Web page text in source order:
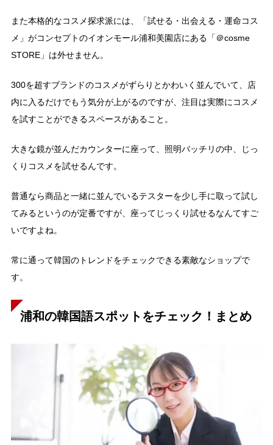
また本格的なコスメ探求派には、「試せる・出会える・運命コス
メ」がコンセプトのイオンモール浦和美園店にある「＠cosme
STORE」は外せません。
300を超すブランドのコスメがずらりとかわいく並んでいて、店
内に入るだけでもう気分が上がるのですが、注目は実際にコスメ
を試すことができるスペースがあること。
大きな鏡が並んだカウンターに座って、照明バッチリの中、じっ
くりコスメを試せるんです。
普通なら商品と一緒に並んでいるテスターを少し手に取って試し
てみるというのが定番ですが、座ってじっくり試せるなんてすご
いですよね。
常に通って韓国のトレンドをチェックできる素敵なショップで
す。
浦和の韓国語スポットをチェック！まとめ